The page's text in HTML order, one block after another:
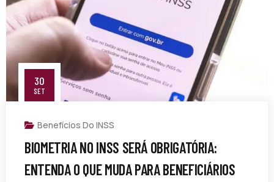
30
SET
Benefícios Do INSS
BIOMETRIA NO INSS SERÁ OBRIGATÓRIA:
ENTENDA O QUE MUDA PARA BENEFICIÁRIOS